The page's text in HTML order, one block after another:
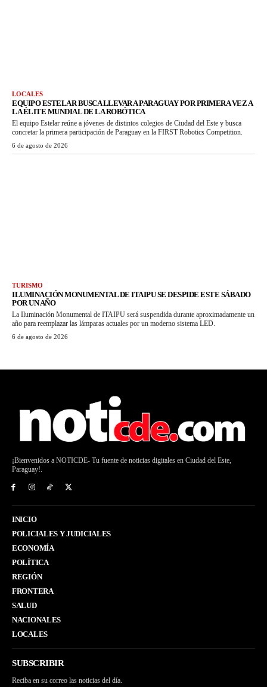
LOCALES
EQUIPO ESTELAR BUSCA LLEVAR A PARAGUAY POR PRIMERA VEZ A
LA ÉLITE MUNDIAL DE LA ROBÓTICA
El equipo Estelar reúne a jóvenes de distintos colegios de Ciudad del Este y busca
concretar la primera participación de Paraguay en la FIRST Robotics Competition.
6 de agosto de 2026
TURISMO
ILUMINACIÓN MONUMENTAL DE ITAIPU SE DESPIDE ESTE SÁBADO
POR UN AÑO
La Iluminación Monumental de ITAIPU será suspendida durante aproximadamente un
año para reemplazar las lámparas actuales por un moderno sistema LED.
6 de agosto de 2026
¡Bienvenidos a NOTICDE- Tu fuente de noticias digitales en Ciudad del Este,
Paraguay!.
INICIO
POLICIALES Y JUDICIALES
ECONOMÍA
POLÍTICA
REGIÓN
FRONTERA
SALUD
NACIONALES
LOCALES
SUBSCRIBIR
Reciba en su correo las noticias del día.